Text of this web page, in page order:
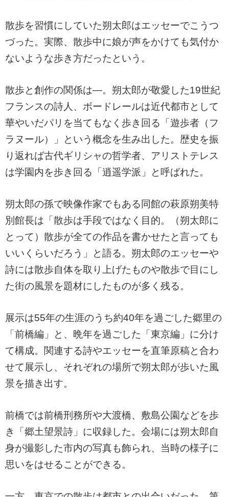
散歩を習慣にしていた朔太郎はエッセーでこうつ
づった。実際、散歩中に娘が声をかけても気付か
ないような歩き方だったという。
散歩と創作の関係は―。朔太郎が敬愛した19世紀
フランスの詩人、ボードレールは近代都市として
華やいだパリを当てもなく歩き回る「遊歩者（フ
ラヌール）」という概念を生み出した。歴史を振
り返れば古代ギリシャの哲学者、アリストテレス
は学園内を歩き回る「逍遥学派」と呼ばれた。
朔太郎の孫で映像作家でもある同館の萩原朔美特
別館長は「散歩は手段ではなく目的。（朔太郎に
とって）散歩が全ての作品を書かせたと言っても
いいくらいだろう」と語る。朔太郎のエッセーや
詩には散歩自体を取り上げたものや散歩で目にし
た街の風景を題材にしたものが多く残る。
展示は55年の生涯のうち約40年を過ごした郷里の
「前橋編」と、晩年を過ごした「東京編」に分け
て構成。関連する詩やエッセーを直筆原稿と合わ
せて展示し、それぞれの場所で朔太郎が歩いた風
景を描き出す。
前橋では前橋刑務所や大渡橋、敷島公園などを歩
き「郷土望景詩」に収録した。会場には朔太郎自
身が撮影した市内の写真も飾られ、当時の様子に
思いをはせることができる。